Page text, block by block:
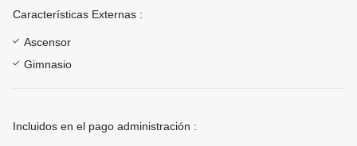
Características Externas :
Ascensor
Gimnasio
Incluidos en el pago administración :